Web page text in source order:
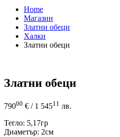
Home
Магазин
Златни обеци
Халки
Златни обеци
Златни обеци
79000 € / 1 54511 лв.
Тегло: 5,17гр
Диаметър: 2см